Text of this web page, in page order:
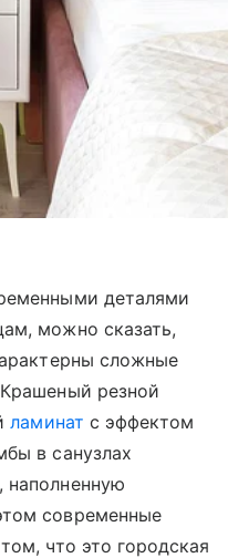
деталями
можно сказать,
сложные
резной
ламинат с эффектом
в санузлах
наполненную
современные
что это городская